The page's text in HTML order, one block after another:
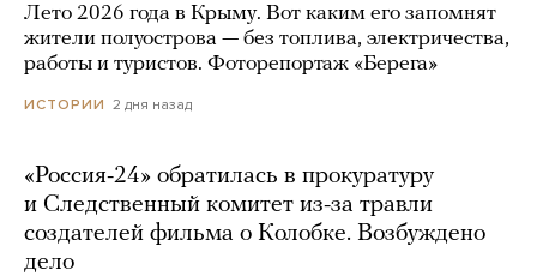
Лето 2026 года в Крыму. Вот каким его запомнят
жители полуострова — без топлива, электричества,
работы и туристов. Фоторепортаж «Берега»
ИСТОРИИ 2 дня назад
«Россия-24» обратилась в прокуратуру
и Следственный комитет из-за травли
создателей фильма о Колобке. Возбуждено
дело